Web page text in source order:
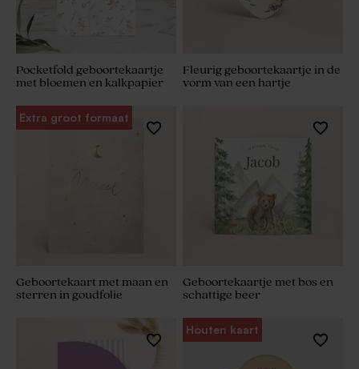
Pocketfold geboortekaartje
met bloemen en kalkpapier
Fleurig geboortekaartje in de
vorm van een hartje
Extra groot formaat
Geboortekaart met maan en
sterren in goudfolie
Geboortekaartje met bos en
schattige beer
Houten kaart